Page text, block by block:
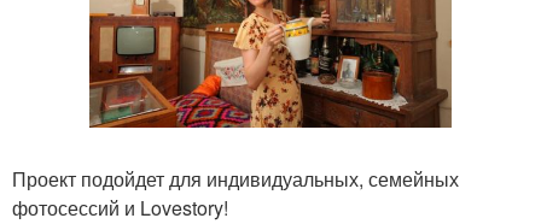
Проект подойдет для индивидуальных, семейных
фотосессий и Lovestory!